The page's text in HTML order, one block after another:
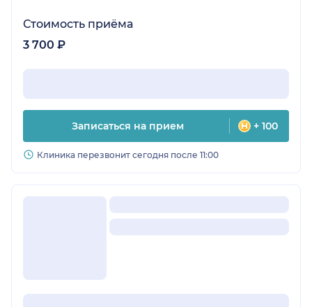
Стоимость приёма
3 700 ₽
Записаться на прием + 100
Клиника перезвонит сегодня после 11:00